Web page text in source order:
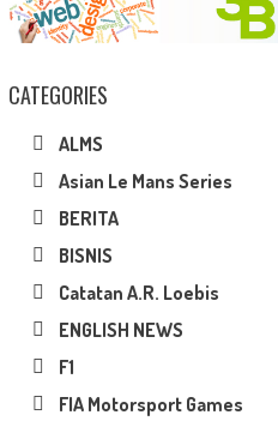
CATEGORIES
ALMS
Asian Le Mans Series
BERITA
BISNIS
Catatan A.R. Loebis
ENGLISH NEWS
F1
FIA Motorsport Games